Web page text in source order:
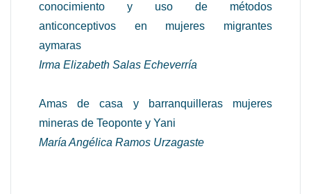
conocimiento y uso de métodos
anticonceptivos en mujeres migrantes
aymaras
Irma Elizabeth Salas Echeverría
Amas de casa y barranquilleras mujeres
mineras de Teoponte y Yani
María Angélica Ramos Urzagaste